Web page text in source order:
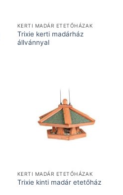
KERTI MADÁR ETETŐHÁZAK
Trixie kerti madárház
állvánnyal
KERTI MADÁR ETETŐHÁZAK
Trixie kinti madár etetőház